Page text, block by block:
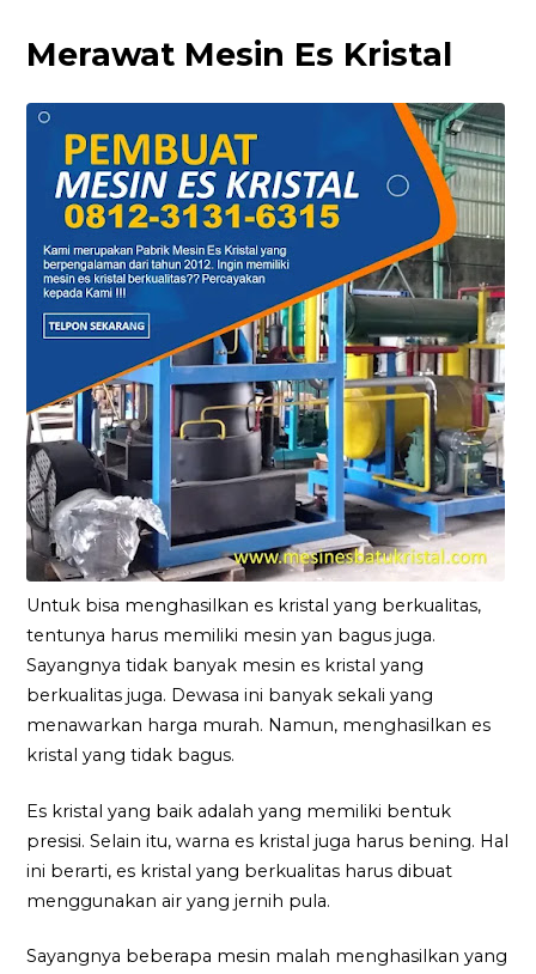
Merawat Mesin Es Kristal
Untuk bisa menghasilkan es kristal yang berkualitas,
tentunya harus memiliki mesin yan bagus juga.
Sayangnya tidak banyak mesin es kristal yang
berkualitas juga. Dewasa ini banyak sekali yang
menawarkan harga murah. Namun, menghasilkan es
kristal yang tidak bagus.
Es kristal yang baik adalah yang memiliki bentuk
presisi. Selain itu, warna es kristal juga harus bening. Hal
ini berarti, es kristal yang berkualitas harus dibuat
menggunakan air yang jernih pula.
Sayangnya beberapa mesin malah menghasilkan yang